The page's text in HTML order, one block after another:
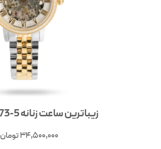
زیباترین ساعت زنانه 5-8573 Laxmi
34,500,000تومان